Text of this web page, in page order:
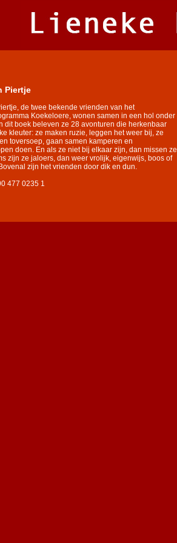
Piertje
de twee bekende vrienden van het
Koekeloere, wonen samen in een hol onder
dit boek beleven ze 28 avonturen die herkenbaar
kleuter: ze maken ruzie, leggen het weer bij, ze
toversoep, gaan samen kamperen en
doen. En als ze niet bij elkaar zijn, dan missen ze
zijn ze jaloers, dan weer vrolijk, eigenwijs, boos of
zijn het vrienden door dik en dun.
477 0235 1